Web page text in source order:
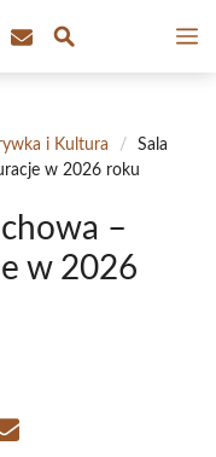
i Kultura /
Sala
w 2026 roku
–
w 2026
Share